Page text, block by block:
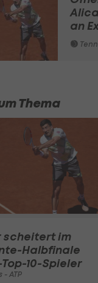
an
Thema
scheitert im
Halbfinale
Top-10-Spieler
- ATP